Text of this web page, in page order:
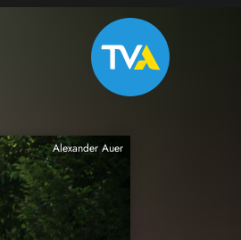
Alexander Auer